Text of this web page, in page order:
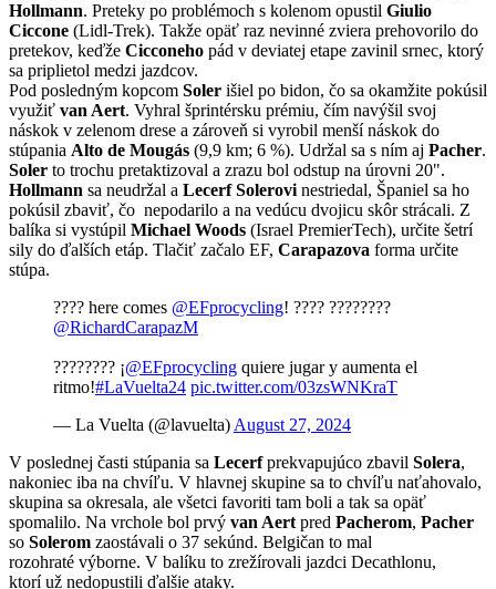
Hollmann. Preteky po problémoch s kolenom opustil Giulio
Ciccone (Lidl-Trek). Takže opäť raz nevinné zviera prehovorilo do
pretekov, keďže Cicconeho pád v deviatej etape zavinil srnec, ktorý
sa priplietol medzi jazdcov.
Pod posledným kopcom Soler išiel po bidon, čo sa okamžite pokúsil
využiť van Aert. Vyhral šprintérsku prémiu, čím navýšil svoj
náskok v zelenom drese a zároveň si vyrobil menší náskok do
stúpania Alto de Mougás (9,9 km; 6 %). Udržal sa s ním aj Pacher.
Soler to trochu pretaktizoval a zrazu bol odstup na úrovni 20".
Hollmann sa neudržal a Lecerf Solerovi nestriedal, Španiel sa ho
pokúsil zbaviť, čo nepodarilo a na vedúcu dvojicu skôr strácali. Z
balíka si vystúpil Michael Woods (Israel PremierTech), určite šetrí
sily do ďalších etáp. Tlačiť začalo EF, Carapazova forma určite
stúpa.
???? here comes @EFprocycling! ???? ????????
@RichardCarapazM
???????? ¡@EFprocycling quiere jugar y aumenta el
ritmo!#LaVuelta24 pic.twitter.com/03zsWNKraT
— La Vuelta (@lavuelta) August 27, 2024
V poslednej časti stúpania sa Lecerfprekvapujúco zbavil Solera,
nakoniec iba na chvíľu. V hlavnej skupine sa to chvíľu naťahovalo,
skupina sa okresala, ale všetci favoriti tam boli a tak sa opäť
spomalilo. Na vrchole bol prvý van Aert pred Pacherom, Pacher
so Solerom zaostávali o 37 sekúnd. Belgičan to mal
rozohraté výborne. V balíku to zrežírovali jazdci Decathlonu,
ktorí už nedopustili ďalšie ataky.